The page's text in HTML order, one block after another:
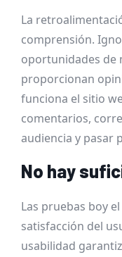
La
comprensión.
oportunidades de
proporcionan
funciona el sitio
comentarios,
audiencia y pasar
No hay
Las pruebas boy
satisfacción del
usabilidad